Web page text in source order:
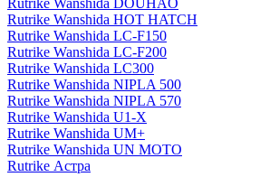
Rutrike Wanshida DOUHAO
Rutrike Wanshida HOT HATCH
Rutrike Wanshida LC-F150
Rutrike Wanshida LC-F200
Rutrike Wanshida LC300
Rutrike Wanshida NIPLA 500
Rutrike Wanshida NIPLA 570
Rutrike Wanshida U1-X
Rutrike Wanshida UM+
Rutrike Wanshida UN MOTO
Rutrike Астра